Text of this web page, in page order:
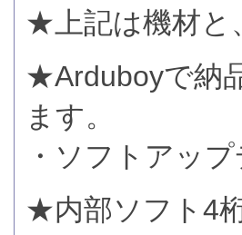
★上記は機材と
★Arduboyで納
ます。
・ソフトアッ
★内部ソフト4